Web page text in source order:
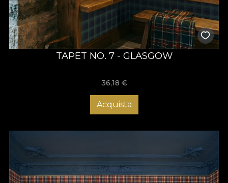
TAPET NO. 7 - GLASGOW
36,18 €
Acquista